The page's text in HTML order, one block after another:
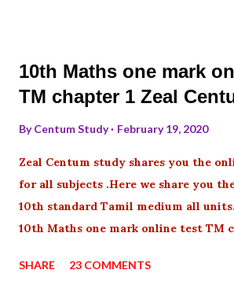
10th Maths one mark
TM chapter 1 Zeal
ByCentum Study February 19, 2020
Zeal Centum study shares you the
for all subjects .Here we share you
10th standard Tamil medium all
10th Maths one mark online test TM
SHARE 23 COMMENTS